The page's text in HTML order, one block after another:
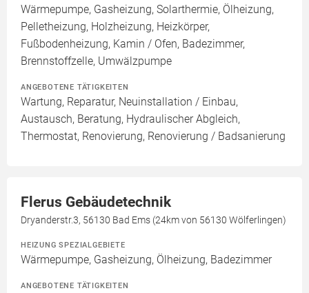
Wärmepumpe, Gasheizung, Solarthermie, Ölheizung,
Pelletheizung, Holzheizung, Heizkörper,
Fußbodenheizung, Kamin / Ofen, Badezimmer,
Brennstoffzelle, Umwälzpumpe
ANGEBOTENE TÄTIGKEITEN
Wartung, Reparatur, Neuinstallation / Einbau,
Austausch, Beratung, Hydraulischer Abgleich,
Thermostat, Renovierung, Renovierung / Badsanierung
Flerus Gebäudetechnik
Dryanderstr.3, 56130 Bad Ems (24km von 56130 Wölferlingen)
HEIZUNG SPEZIALGEBIETE
Wärmepumpe, Gasheizung, Ölheizung, Badezimmer
ANGEBOTENE TÄTIGKEITEN